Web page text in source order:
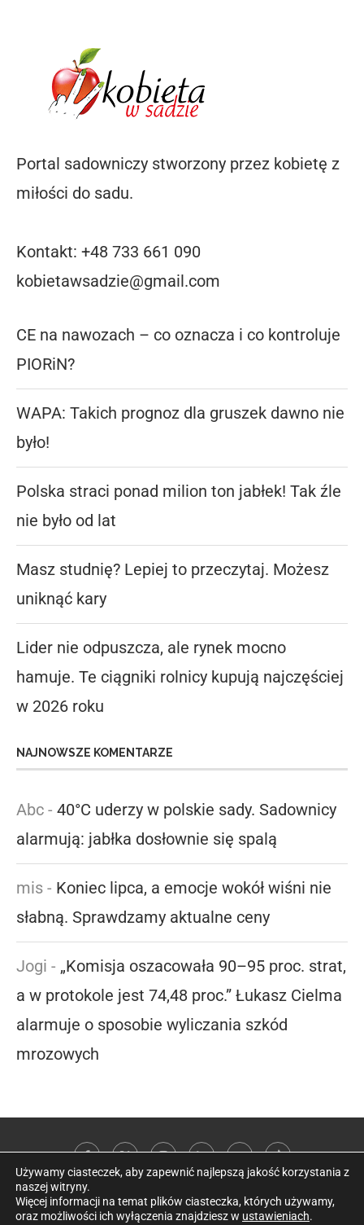
Portal sadowniczy stworzony przez kobietę z
miłości do sadu.
Kontakt: +48 733 661 090
kobietawsadzie@gmail.com
CE na nawozach – co oznacza i co kontroluje
PIORiN?
WAPA: Takich prognoz dla gruszek dawno nie
było!
Polska straci ponad milion ton jabłek! Tak źle
nie było od lat
Masz studnię? Lepiej to przeczytaj. Możesz
uniknąć kary
Lider nie odpuszcza, ale rynek mocno
hamuje. Te ciągniki rolnicy kupują najczęściej
w 2026 roku
NAJNOWSZE KOMENTARZE
Abc - 40°C uderzy w polskie sady. Sadownicy
alarmują: jabłka dosłownie się spalą
mis - Koniec lipca, a emocje wokół wiśni nie
słabną. Sprawdzamy aktualne ceny
Jogi - „Komisja oszacowała 90–95 proc. strat,
a w protokole jest 74,48 proc.” Łukasz Cielma
alarmuje o sposobie wyliczania szkód
mrozowych
@2026 Kobieta w sadzie
Używamy ciasteczek, aby zapewnić najlepszą jakość korzystania z
naszej witryny.
Więcej informacji na temat plików ciasteczka, których używamy,
oraz możliwości ich wyłączenia znajdziesz w ustawieniach.